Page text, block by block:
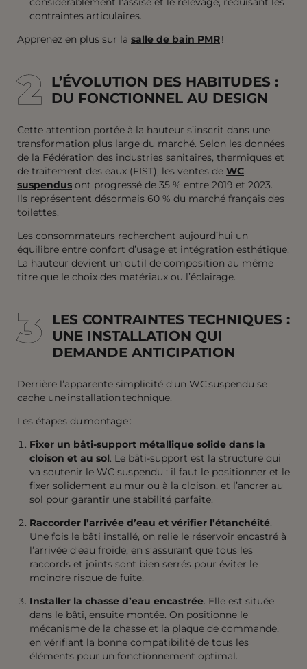
contraintes articulaires.
Apprenez en plus sur la salle de bain PMR!
2
2
L’ÉVOLUTION DES HABITUDES :
DU FONCTIONNEL AU DESIGN
Cette attention portée à la hauteur s’inscrit dans une
transformation plus large du marché. Selon les données
de la Fédération des industries sanitaires, thermiques et
de traitement des eaux (FIST), les ventes de WC
suspendus ont progressé de 35 % entre 2019 et 2023.
Ils représentent désormais 60 % du marché français des
toilettes.
Les consommateurs recherchent aujourd’hui un
équilibre entre confort d’usage et intégration esthétique.
La hauteur devient un outil de composition au même
titre que le choix des matériaux ou l’éclairage.
3
3
LES CONTRAINTES TECHNIQUES :
UNE INSTALLATION QUI
DEMANDE ANTICIPATION
Derrière l’apparente simplicité d’un WC suspendu se
cache une installation technique.
Les étapes du montage :
Fixer un bâti-support métallique solide dans la
cloison et au sol. Le bâti-support est la structure qui
va soutenir le WC suspendu : il faut le positionner et le
fixer solidement au mur ou à la cloison, et l’ancrer au
sol pour garantir une stabilité parfaite.
Raccorder l’arrivée d’eau et vérifier l’étanchéité.
Une fois le bâti installé, on relie le réservoir encastré à
l’arrivée d’eau froide, en s’assurant que tous les
raccords et joints sont bien serrés pour éviter le
moindre risque de fuite.
Installer la chasse d’eau encastrée. Elle est située
dans le bâti, ensuite montée. On positionne le
mécanisme de la chasse et la plaque de commande,
en vérifiant la bonne compatibilité de tous les
éléments pour un fonctionnement optimal.